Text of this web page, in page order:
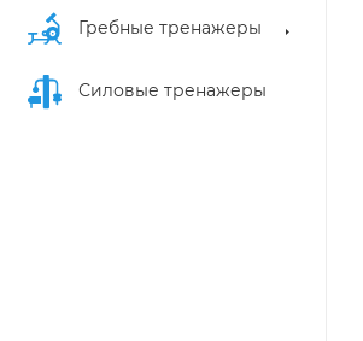
Гребные тренажеры
Силовые тренажеры